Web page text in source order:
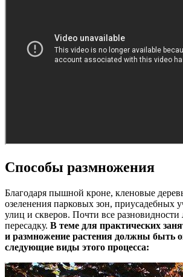
Способы размножения
Благодаря пышной кроне, кленовые
озеленения парковых зон, приусадебных
улиц и скверов. Почти все разновидности
пересадку. В теме для практических
и размножение растения должны быть
следующие виды этого процесса: